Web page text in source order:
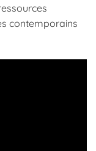
contemporains